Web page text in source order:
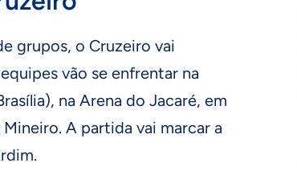
grupos, o Cruzeiro vai
vão se enfrentar na
na Arena do Jacaré, em
A partida vai marcar a